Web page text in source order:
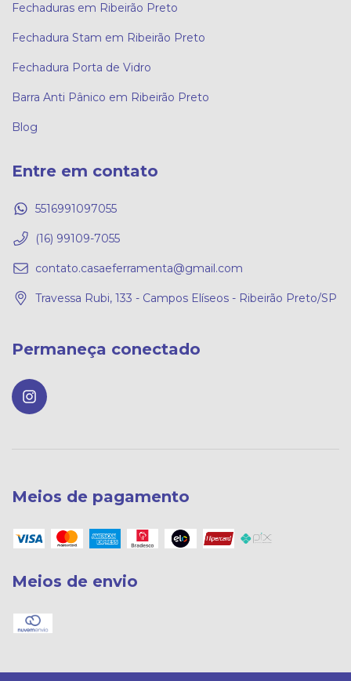
Fechaduras em Ribeirão Preto
Fechadura Stam em Ribeirão Preto
Fechadura Porta de Vidro
Barra Anti Pânico em Ribeirão Preto
Blog
Entre em contato
5516991097055
(16) 99109-7055
contato.casaeferramenta@gmail.com
Travessa Rubi, 133 - Campos Elíseos - Ribeirão Preto/SP
Permaneça conectado
Meios de pagamento
Meios de envio